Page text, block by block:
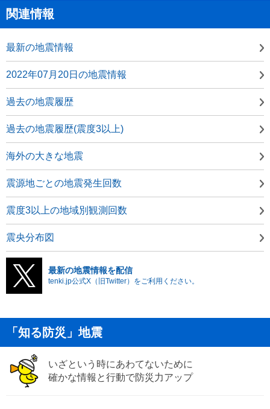
関連情報
最新の地震情報
2022年07月20日の地震情報
過去の地震履歴
過去の地震履歴(震度3以上)
海外の大きな地震
震源地ごとの地震発生回数
震度3以上の地域別観測回数
震央分布図
最新の地震情報を配信
tenki.jp公式X（旧Twitter）をご利用ください。
「知る防災」地震
いざという時にあわてないために
確かな情報と行動で防災力アップ